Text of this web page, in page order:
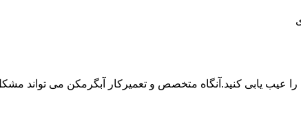
عیب یابی کنید.آنگاه متخصص و تعمیرکار آبگرمکن می تواند